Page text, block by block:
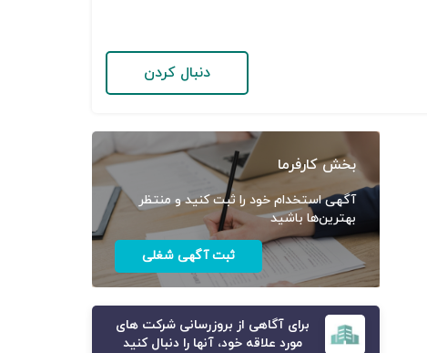
دنبال کردن
بخش کارفرما
آگهی استخدام خود را ثبت کنید و منتظر
بهترین‌ها باشید
ثبت آگهی شغلی
برای آگاهی از بروزرسانی شرکت های
مورد علاقه خود، آنها را دنبال کنید